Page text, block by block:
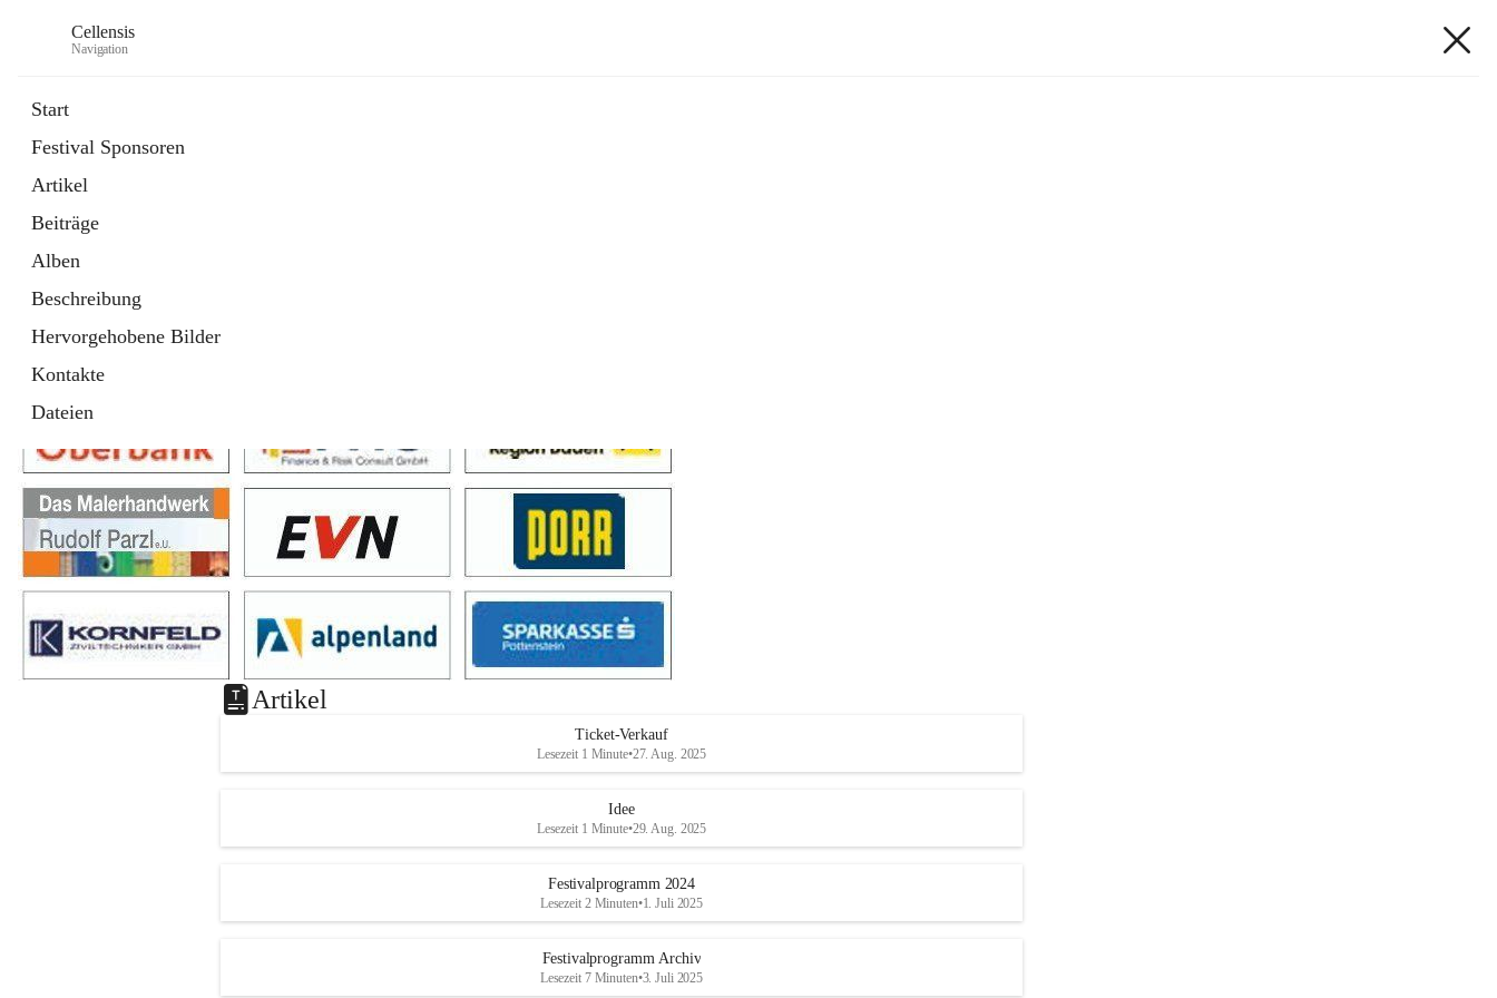
Cellensis
Navigation
Start
Festival Sponsoren
Artikel
Beiträge
Alben
Beschreibung
Hervorgehobene Bilder
Kontakte
Dateien
Festival Sponsoren
Artikel
Ticket-Verkauf
Lesezeit 1 Minute•27. Aug. 2025
Idee
Lesezeit 1 Minute•29. Aug. 2025
Festivalprogramm 2024
Lesezeit 2 Minuten•1. Juli 2025
Festivalprogramm Archiv
Lesezeit 7 Minuten•3. Juli 2025